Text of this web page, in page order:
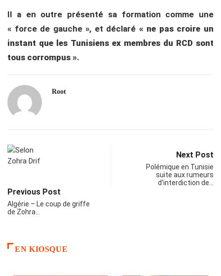
Il a en outre présenté sa formation comme une
« force de gauche », et déclaré « ne pas croire un
instant que les Tunisiens ex membres du RCD sont
tous corrompus ».
Root
Previous Post
Algérie – Le coup de griffe
de Zohra…
Next Post
Polémique en Tunisie
suite aux rumeurs
d’interdiction de…
EN KIOSQUE